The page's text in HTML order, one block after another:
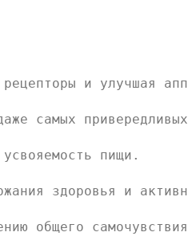
и улучшая
самых
пищи.
здоровья и
общего